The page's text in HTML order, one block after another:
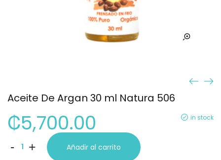
Aceite De Argan 30 ml Natura 506
in stock
₡5,700.00
- + Añadir al carrito